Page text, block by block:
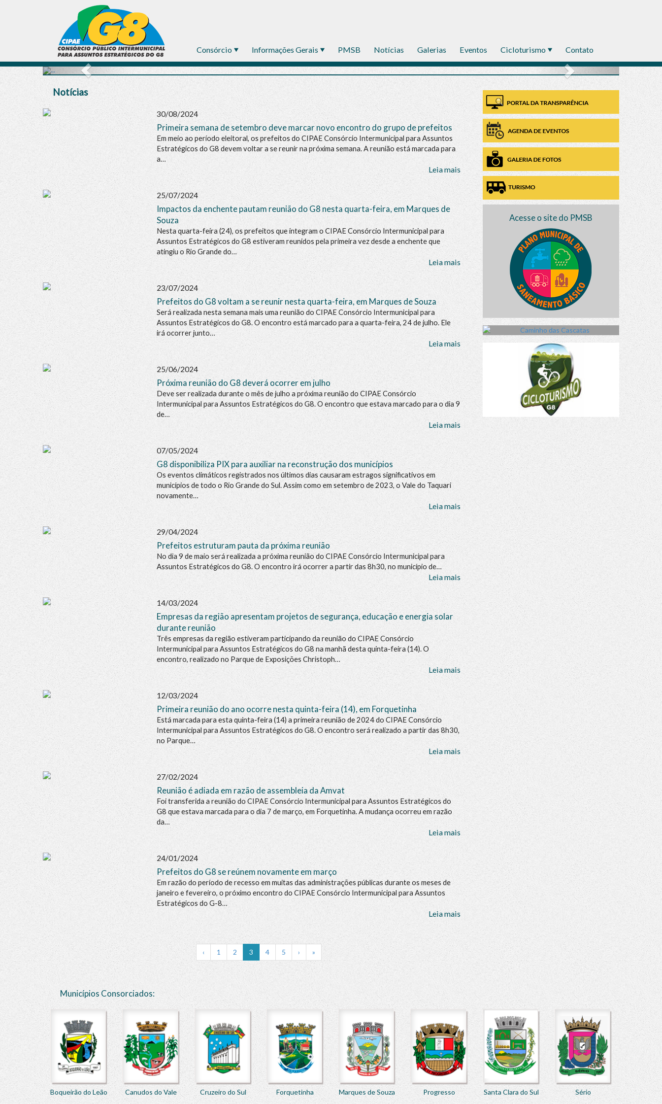
Consórcio Informações Gerais PMSB Notícias Galerias Eventos Cicloturismo Contato
Boqueirão do Leão
Notícias
30/08/2024
Primeira semana de setembro deve marcar novo encontro do grupo de prefeitos
Em meio ao período eleitoral, os prefeitos do CIPAE Consórcio Intermunicipal para Assuntos
Estratégicos do G8 devem voltar a se reunir na próxima semana. A reunião está marcada para
a…
Leia mais
25/07/2024
Impactos da enchente pautam reunião do G8 nesta quarta-feira, em Marques de
Souza
Nesta quarta-feira (24), os prefeitos que integram o CIPAE Consórcio Intermunicipal para
Assuntos Estratégicos do G8 estiveram reunidos pela primeira vez desde a enchente que
atingiu o Rio Grande do…
Leia mais
23/07/2024
Prefeitos do G8 voltam a se reunir nesta quarta-feira, em Marques de Souza
Será realizada nesta semana mais uma reunião do CIPAE Consórcio Intermunicipal para
Assuntos Estratégicos do G8. O encontro está marcado para a quarta-feira, 24 de julho. Ele
irá ocorrer junto…
Leia mais
25/06/2024
Próxima reunião do G8 deverá ocorrer em julho
Deve ser realizada durante o mês de julho a próxima reunião do CIPAE Consórcio
Intermunicipal para Assuntos Estratégicos do G8. O encontro que estava marcado para o dia 9
de…
Leia mais
07/05/2024
G8 disponibiliza PIX para auxiliar na reconstrução dos municípios
Os eventos climáticos registrados nos últimos dias causaram estragos significativos em
municípios de todo o Rio Grande do Sul. Assim como em setembro de 2023, o Vale do Taquari
novamente…
Leia mais
29/04/2024
Prefeitos estruturam pauta da próxima reunião
No dia 9 de maio será realizada a próxima reunião do CIPAE Consórcio Intermunicipal para
Assuntos Estratégicos do G8. O encontro irá ocorrer a partir das 8h30, no município de…
Leia mais
14/03/2024
Empresas da região apresentam projetos de segurança, educação e energia solar
durante reunião
Três empresas da região estiveram participando da reunião do CIPAE Consórcio
Intermunicipal para Assuntos Estratégicos do G8 na manhã desta quinta-feira (14). O
encontro, realizado no Parque de Exposições Christoph…
Leia mais
12/03/2024
Primeira reunião do ano ocorre nesta quinta-feira (14), em Forquetinha
Está marcada para esta quinta-feira (14) a primeira reunião de 2024 do CIPAE Consórcio
Intermunicipal para Assuntos Estratégicos do G8. O encontro será realizado a partir das 8h30,
no Parque…
Leia mais
27/02/2024
Reunião é adiada em razão de assembleia da Amvat
Foi transferida a reunião do CIPAE Consórcio Intermunicipal para Assuntos Estratégicos do
G8 que estava marcada para o dia 7 de março, em Forquetinha. A mudança ocorreu em razão
da…
Leia mais
24/01/2024
Prefeitos do G8 se reúnem novamente em março
Em razão do período de recesso em muitas das administrações públicas durante os meses de
janeiro e fevereiro, o próximo encontro do CIPAE Consórcio Intermunicipal para Assuntos
Estratégicos do G-8…
Leia mais
‹ 1 2 3 4 5 › »
Acesse o site do PMSB
Municípios Consorciados:
Boqueirão do Leão Canudos do Vale Cruzeiro do Sul Forquetinha Marques de Souza Progresso Santa Clara do Sul Sério